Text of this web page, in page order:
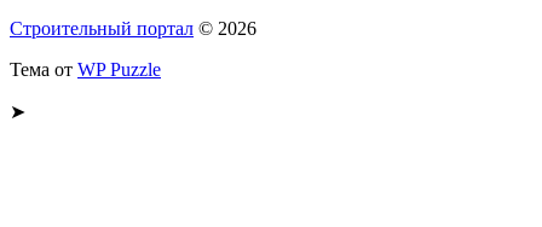
Строительный портал © 2026
Тема от WP Puzzle
➤